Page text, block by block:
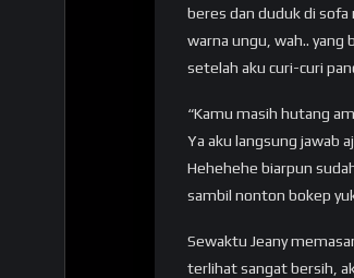
beres dan duduk di
warna ungu, wah.. yang
setelah aku curi-curi
“Kamu masih hutang
Ya aku langsung jawab
Hehehehe biarpun
sambil nonton bokep
Sewaktu Jeany
terlihat sangat bersih,